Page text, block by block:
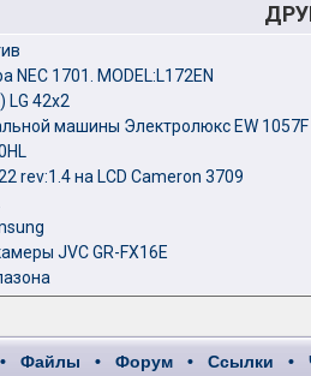
NEC 1701. MODEL:L172EN
LG 42x2
машины Электролюкс EW 1057F
rev:1.4 на LCD Cameron 3709
JVC GR-FX16E
Файлы • Форум • Ссылки •